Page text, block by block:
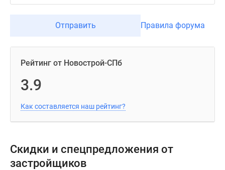
Отправить Правила форума
Рейтинг от Новострой-СПб
3.9
Как составляется наш рейтинг?
Скидки и спецпредложения от
застройщиков